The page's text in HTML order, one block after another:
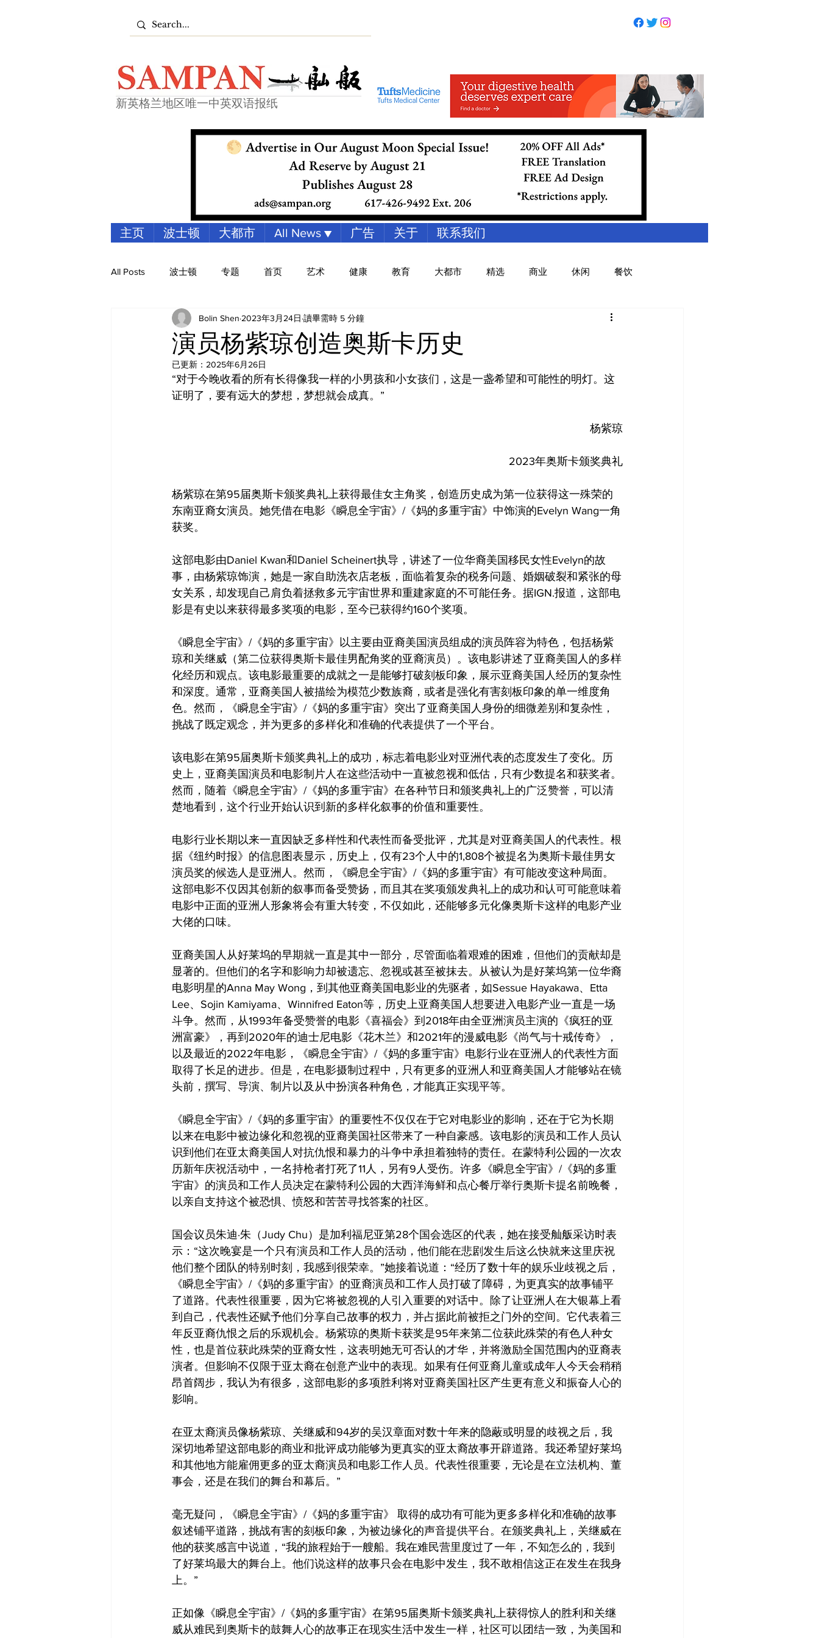
新英格兰地区唯一中英双语报纸
主页 波士顿 大都市 All News ▼ 广告 关于 联系我们
All Posts 波士顿 专题 首页 艺术 健康 教育 大都市 精选 商业 休闲 餐饮
演员杨紫琼创造奥斯卡历史
Bolin Shen 2023年3月24日 讀畢需時 5 分鐘
已更新： 2025年6月26日
“对于今晚收看的所有长得像我一样的小男孩和小女孩们，这是一盏希望和可能性的明灯。这
证明了，要有远大的梦想，梦想就会成真。”
杨紫琼
2023年奥斯卡颁奖典礼
杨紫琼在第95届奥斯卡颁奖典礼上获得最佳女主角奖，创造历史成为第一位获得这一殊荣的
东南亚裔女演员。她凭借在电影《瞬息全宇宙》/《妈的多重宇宙》中饰演的Evelyn Wang一角
获奖。
这部电影由Daniel Kwan和Daniel Scheinert执导，讲述了一位华裔美国移民女性Evelyn的故
事，由杨紫琼饰演，她是一家自助洗衣店老板，面临着复杂的税务问题、婚姻破裂和紧张的母
女关系，却发现自己肩负着拯救多元宇宙世界和重建家庭的不可能任务。据IGN.报道，这部电
影是有史以来获得最多奖项的电影，至今已获得约160个奖项。
《瞬息全宇宙》/《妈的多重宇宙》以主要由亚裔美国演员组成的演员阵容为特色，包括杨紫
琼和关继威（第二位获得奥斯卡最佳男配角奖的亚裔演员）。该电影讲述了亚裔美国人的多样
化经历和观点。该电影最重要的成就之一是能够打破刻板印象，展示亚裔美国人经历的复杂性
和深度。通常，亚裔美国人被描绘为模范少数族裔，或者是强化有害刻板印象的单一维度角
色。然而，《瞬息全宇宙》/《妈的多重宇宙》突出了亚裔美国人身份的细微差别和复杂性，
挑战了既定观念，并为更多的多样化和准确的代表提供了一个平台。
该电影在第95届奥斯卡颁奖典礼上的成功，标志着电影业对亚洲代表的态度发生了变化。历
史上，亚裔美国演员和电影制片人在这些活动中一直被忽视和低估，只有少数提名和获奖者。
然而，随着《瞬息全宇宙》/《妈的多重宇宙》在各种节日和颁奖典礼上的广泛赞誉，可以清
楚地看到，这个行业开始认识到新的多样化叙事的价值和重要性。
电影行业长期以来一直因缺乏多样性和代表性而备受批评，尤其是对亚裔美国人的代表性。根
据《纽约时报》的信息图表显示，历史上，仅有23个人中的1,808个被提名为奥斯卡最佳男女
演员奖的候选人是亚洲人。然而，《瞬息全宇宙》/《妈的多重宇宙》有可能改变这种局面。
这部电影不仅因其创新的叙事而备受赞扬，而且其在奖项颁发典礼上的成功和认可可能意味着
电影中正面的亚洲人形象将会有重大转变，不仅如此，还能够多元化像奥斯卡这样的电影产业
大佬的口味。
亚裔美国人从好莱坞的早期就一直是其中一部分，尽管面临着艰难的困难，但他们的贡献却是
显著的。但他们的名字和影响力却被遗忘、忽视或甚至被抹去。从被认为是好莱坞第一位华裔
电影明星的Anna May Wong，到其他亚裔美国电影业的先驱者，如Sessue Hayakawa、Etta
Lee、Sojin Kamiyama、Winnifred Eaton等，历史上亚裔美国人想要进入电影产业一直是一场
斗争。然而，从1993年备受赞誉的电影《喜福会》到2018年由全亚洲演员主演的《疯狂的亚
洲富豪》，再到2020年的迪士尼电影《花木兰》和2021年的漫威电影《尚气与十戒传奇》，
以及最近的2022年电影，《瞬息全宇宙》/《妈的多重宇宙》电影行业在亚洲人的代表性方面
取得了长足的进步。但是，在电影摄制过程中，只有更多的亚洲人和亚裔美国人才能够站在镜
头前，撰写、导演、制片以及从中扮演各种角色，才能真正实现平等。
《瞬息全宇宙》/《妈的多重宇宙》的重要性不仅仅在于它对电影业的影响，还在于它为长期
以来在电影中被边缘化和忽视的亚裔美国社区带来了一种自豪感。该电影的演员和工作人员认
识到他们在亚太裔美国人对抗仇恨和暴力的斗争中承担着独特的责任。在蒙特利公园的一次农
历新年庆祝活动中，一名持枪者打死了11人，另有9人受伤。许多《瞬息全宇宙》/《妈的多重
宇宙》的演员和工作人员决定在蒙特利公园的大西洋海鲜和点心餐厅举行奥斯卡提名前晚餐，
以亲自支持这个被恐惧、愤怒和苦苦寻找答案的社区。
国会议员朱迪·朱（Judy Chu）是加利福尼亚第28个国会选区的代表，她在接受舢舨采访时表
示：“这次晚宴是一个只有演员和工作人员的活动，他们能在悲剧发生后这么快就来这里庆祝
他们整个团队的特别时刻，我感到很荣幸。”她接着说道：“经历了数十年的娱乐业歧视之后，
《瞬息全宇宙》/《妈的多重宇宙》的亚裔演员和工作人员打破了障碍，为更真实的故事铺平
了道路。代表性很重要，因为它将被忽视的人引入重要的对话中。除了让亚洲人在大银幕上看
到自己，代表性还赋予他们分享自己故事的权力，并占据此前被拒之门外的空间。它代表着三
年反亚裔仇恨之后的乐观机会。杨紫琼的奥斯卡获奖是95年来第二位获此殊荣的有色人种女
性，也是首位获此殊荣的亚裔女性，这表明她无可否认的才华，并将激励全国范围内的亚裔表
演者。但影响不仅限于亚太裔在创意产业中的表现。如果有任何亚裔儿童或成年人今天会稍稍
昂首阔步，我认为有很多，这部电影的多项胜利将对亚裔美国社区产生更有意义和振奋人心的
影响。
在亚太裔演员像杨紫琼、关继威和94岁的吴汉章面对数十年来的隐蔽或明显的歧视之后，我
深切地希望这部电影的商业和批评成功能够为更真实的亚太裔故事开辟道路。我还希望好莱坞
和其他地方能雇佣更多的亚太裔演员和电影工作人员。代表性很重要，无论是在立法机构、董
事会，还是在我们的舞台和幕后。”
毫无疑问，《瞬息全宇宙》/《妈的多重宇宙》 取得的成功有可能为更多多样化和准确的故事
叙述铺平道路，挑战有害的刻板印象，为被边缘化的声音提供平台。在颁奖典礼上，关继威在
他的获奖感言中说道，“我的旅程始于一艘船。我在难民营里度过了一年，不知怎么的，我到
了好莱坞最大的舞台上。他们说这样的故事只会在电影中发生，我不敢相信这正在发生在我身
上。”
正如像《瞬息全宇宙》/《妈的多重宇宙》在第95届奥斯卡颁奖典礼上获得惊人的胜利和关继
威从难民到奥斯卡的鼓舞人心的故事正在现实生活中发生一样，社区可以团结一致，为美国和